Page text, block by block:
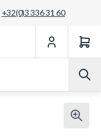
+32(0)3 336 31 60